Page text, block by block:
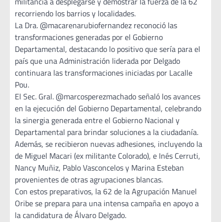
recorriendo los barrios y localidades.
La Dra. @macarenarubiofernandez reconoció las
transformaciones generadas por el Gobierno
Departamental, destacando lo positivo que sería para el
país que una Administración liderada por Delgado
continuara las transformaciones iniciadas por Lacalle
Pou.
El Sec. Gral. @marcosperezmachado señaló los avances
en la ejecución del Gobierno Departamental, celebrando
la sinergia generada entre el Gobierno Nacional y
Departamental para brindar soluciones a la ciudadanía.
Además, se recibieron nuevas adhesiones, incluyendo la
de Miguel Macari (ex militante Colorado), e Inés Cerruti,
Nancy Muñiz, Pablo Vasconcelos y Marina Esteban
provenientes de otras agrupaciones blancas.
Con estos preparativos, la 62 de la Agrupación Manuel
Oribe se prepara para una intensa campaña en apoyo a
la candidatura de Álvaro Delgado.